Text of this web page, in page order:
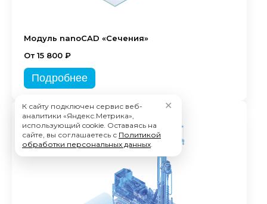
Модуль nanoCAD «Сечения»
От 15 800 ₽
Подробнее
К сайту подключен сервис веб-
аналитики «Яндекс.Метрика»,
использующий cookie. Оставаясь на
сайте, вы соглашаетесь с Политикой
обработки персональных данных.
✕